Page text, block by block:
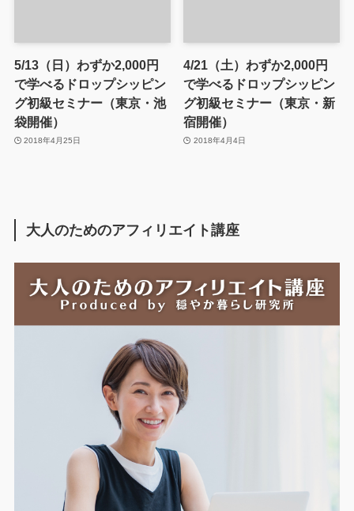
5/13（日）わずか2,000円
で学べるドロップシッピン
グ初級セミナー（東京・池
袋開催）
2018年4月25日
4/21（土）わずか2,000円
で学べるドロップシッピン
グ初級セミナー（東京・新
宿開催）
2018年4月4日
大人のためのアフィリエイト講座